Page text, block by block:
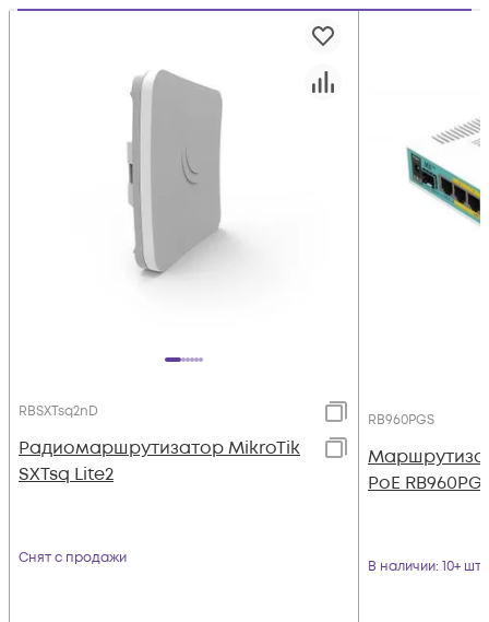
RBSXTsq2nD
Радиомаршрутизатор MikroTik
SXTsq Lite2
Снят с продажи
RB960PGS
PoE
В наличии: 10+ шт